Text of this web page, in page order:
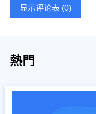
显示评论表 (0)
熱門